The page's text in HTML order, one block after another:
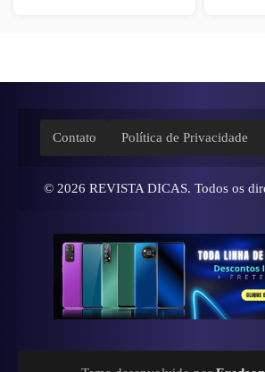
Contato Política de Privacidade
© 2026 REVISTA DICAS. Todos os